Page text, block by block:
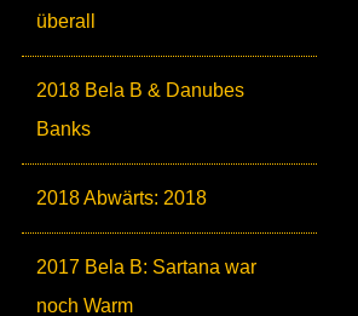
überall
2018 Bela B & Danubes
Banks
2018 Abwärts: 2018
2017 Bela B: Sartana war
noch Warm